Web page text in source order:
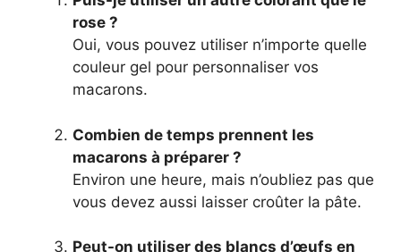
rose ?
Oui, vous pouvez utiliser n’importe quelle
couleur gel pour personnaliser vos
macarons.
Combien de temps prennent les
macarons à préparer ?
Environ une heure, mais n’oubliez pas que
vous devez aussi laisser croûter la pâte.
Peut-on utiliser des blancs d’œufs en